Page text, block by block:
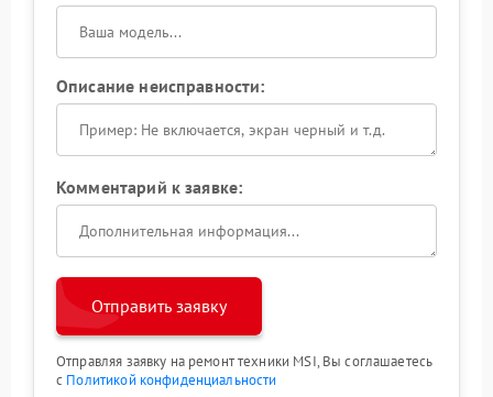
Описание неисправности:
Комментарий к заявке:
Отправить заявку
Отправляя заявку на ремонт техники MSI, Вы соглашаетесь
с Политикой конфиденциальности